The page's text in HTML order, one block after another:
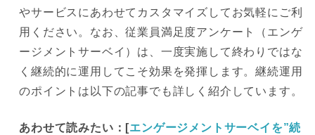
やサービスにあわせてカスタマイズしてお気軽にご利
用ください。なお、従業員満足度アンケート（エンゲ
ージメントサーベイ）は、一度実施して終わりではな
く継続的に運用してこそ効果を発揮します。継続運用
のポイントは以下の記事でも詳しく紹介しています。
あわせて読みたい：[エンゲージメントサーベイを”続